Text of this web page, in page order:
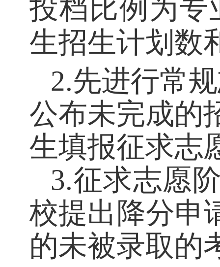
投档比例为专
生招生计划数
2.先进行常
公布未完成的
生填报征求志
3.征求志愿
校提出降分申
的未被录取的